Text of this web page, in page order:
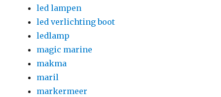
led lampen
led verlichting boot
ledlamp
magic marine
makma
maril
markermeer